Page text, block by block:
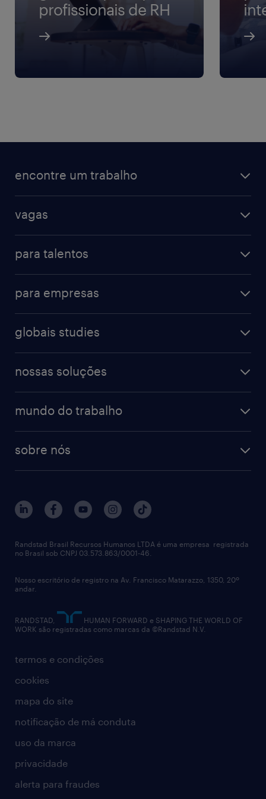
profissionais de RH
encontre um trabalho
vagas
para talentos
para empresas
globais studies
nossas soluções
mundo do trabalho
sobre nós
termos e condições
cookies
mapa do site
notificação de má conduta
uso da marca
privacidade
alerta para fraudes
Randstad Brasil Recursos Humanos LTDA é uma empresa registrada
no Brasil sob CNPJ 03.573.863/0001-46.
Nosso escritório de registro na Av. Francisco Matarazzo, 1350, 20º
andar.
RANDSTAD,
HUMAN FORWARD e SHAPING THE WORLD OF
WORK são registradas como marcas da ©Randstad N.V.